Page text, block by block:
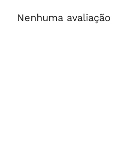
Nenhuma avaliação